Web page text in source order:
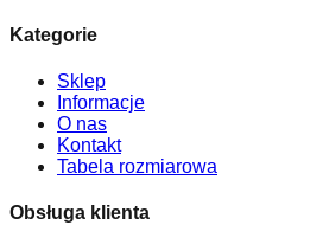
Kategorie
Sklep
Informacje
O nas
Kontakt
Tabela rozmiarowa
Obsługa klienta